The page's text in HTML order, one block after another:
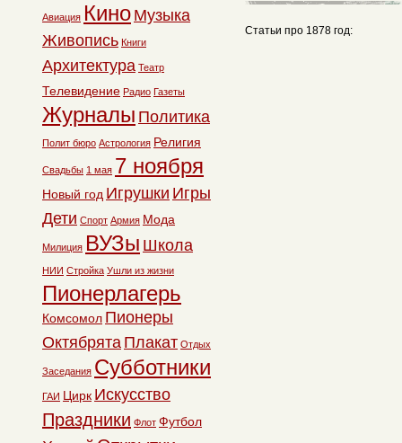
Статьи про 1878 год:
Авиация Кино Музыка
Живопись Книги
Архитектура Театр
Телевидение Радио Газеты
Журналы Политика
Полит бюро Астрология Религия
Свадьбы 1 мая 7 ноября
Новый год Игрушки Игры
Дети Спорт Армия Мода
Милиция ВУЗы Школа
НИИ Стройка Ушли из жизни
Пионерлагерь
Комсомол Пионеры
Октябрята Плакат Отдых
Заседания Субботники
ГАИ Цирк Искусство
Праздники Флот Футбол